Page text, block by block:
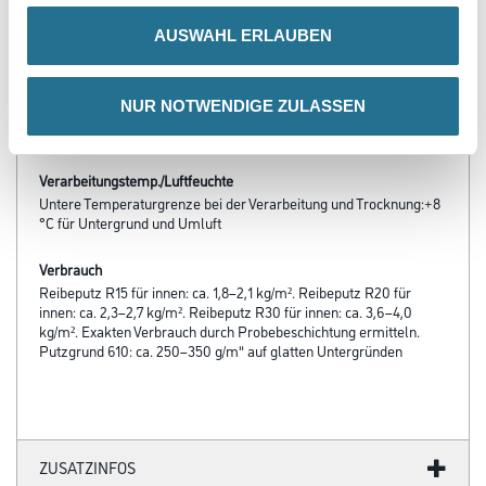
AUSWAHL ERLAUBEN
NUR NOTWENDIGE ZULASSEN
- Robust und unempfindlich gegen Stoß und Schlag
s1,d0
- Beschichtungsstoff nach DIN 18558 – POrg.2
- Frei von foggingaktiven Substanzen
Verarbeitungstemp./Luftfeuchte
Untere Temperaturgrenze bei der Verarbeitung und Trocknung:+8
°C für Untergrund und Umluft
Verbrauch
Reibeputz R15 für innen: ca. 1,8–2,1 kg/m². Reibeputz R20 für
innen: ca. 2,3–2,7 kg/m². Reibeputz R30 für innen: ca. 3,6–4,0
kg/m². Exakten Verbrauch durch Probebeschichtung ermitteln.
Putzgrund 610: ca. 250–350 g/m" auf glatten Untergründen
ZUSATZINFOS